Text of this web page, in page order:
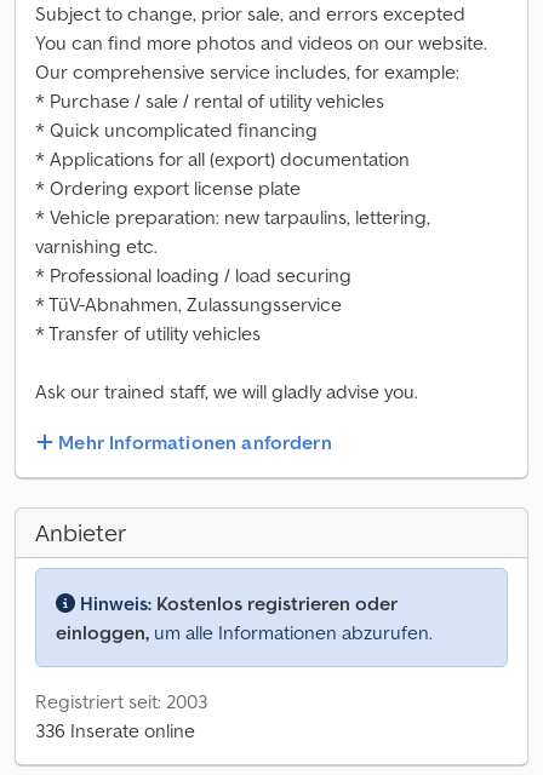
Subject to change, prior sale, and errors excepted
You can find more photos and videos on our website.
Our comprehensive service includes, for example:
* Purchase / sale / rental of utility vehicles
* Quick uncomplicated financing
* Applications for all (export) documentation
* Ordering export license plate
* Vehicle preparation: new tarpaulins, lettering,
varnishing etc.
* Professional loading / load securing
* TüV-Abnahmen, Zulassungsservice
* Transfer of utility vehicles
Ask our trained staff, we will gladly advise you.
Mehr Informationen anfordern
Anbieter
Hinweis: Kostenlos registrieren oder
einloggen, um alle Informationen abzurufen.
Registriert seit: 2003
336 Inserate online